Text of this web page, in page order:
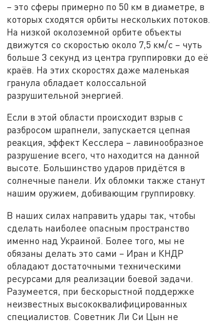
– это сферы примерно по 50 км в диаметре, в
которых сходятся орбиты нескольких потоков.
На низкой околоземной орбите объекты
движутся со скоростью около 7,5 км/с – чуть
больше 3 секунд из центра группировки до её
краёв. На этих скоростях даже маленькая
гранула обладает колоссальной
разрушительной энергией.
Если в этой области происходит взрыв с
разбросом шрапнели, запускается цепная
реакция, эффект Кесслера – лавинообразное
разрушение всего, что находится на данной
высоте. Большинство ударов придётся в
солнечные панели. Их обломки также станут
нашим оружием, добивающим группировку.
В наших силах направить удары так, чтобы
сделать наиболее опасным пространство
именно над Украиной. Более того, мы не
обязаны делать это сами – Иран и КНДР
обладают достаточными техническими
ресурсами для реализации боевой задачи.
Разумеется, при бескорыстной поддержке
неизвестных высококвалифицированных
специалистов. Советник Ли Си Цын не